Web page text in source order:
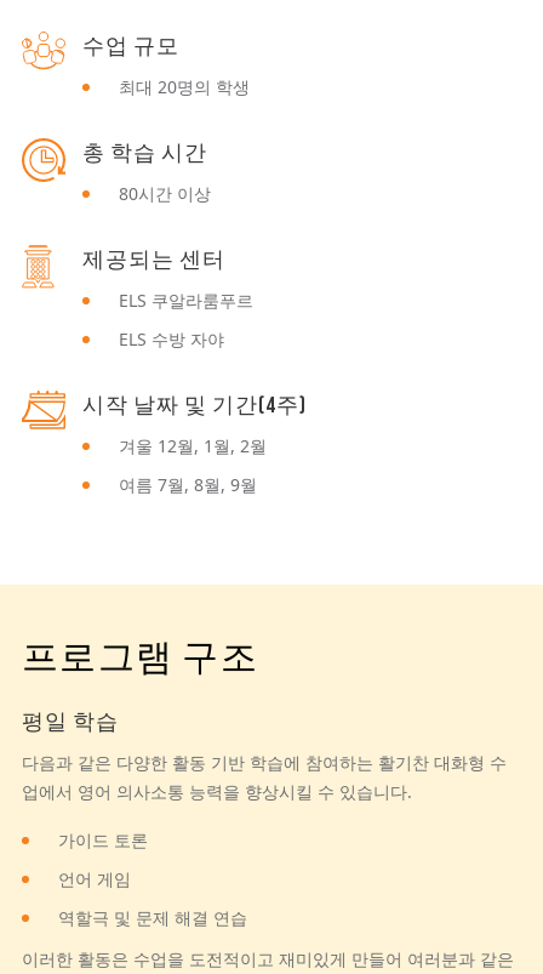
수업 규모
최대 20명의 학생
총 학습 시간
80시간 이상
제공되는 센터
ELS 쿠알라룸푸르
ELS 수방 자야
시작 날짜 및 기간(4주)
겨울 12월, 1월, 2월
여름 7월, 8월, 9월
프로그램 구조
평일 학습
다음과 같은 다양한 활동 기반 학습에 참여하는 활기찬 대화형 수
업에서 영어 의사소통 능력을 향상시킬 수 있습니다.
가이드 토론
언어 게임
역할극 및 문제 해결 연습
이러한 활동은 수업을 도전적이고 재미있게 만들어 여러분과 같은